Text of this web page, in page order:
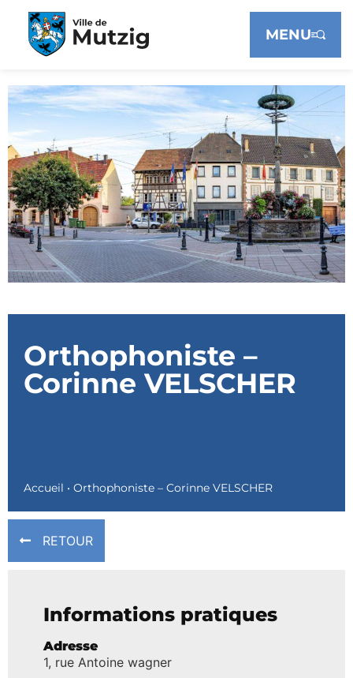
MENU
Orthophoniste –
Corinne VELSCHER
Accueil • Orthophoniste – Corinne VELSCHER
RETOUR
Informations pratiques
Adresse
1, rue Antoine wagner
Panneau de gestion des cookies